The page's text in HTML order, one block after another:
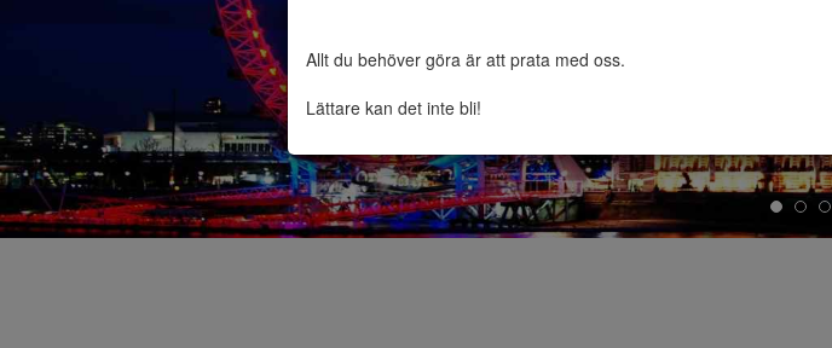
Allt du behöver göra är att prata med oss.
Lättare kan det inte bli!